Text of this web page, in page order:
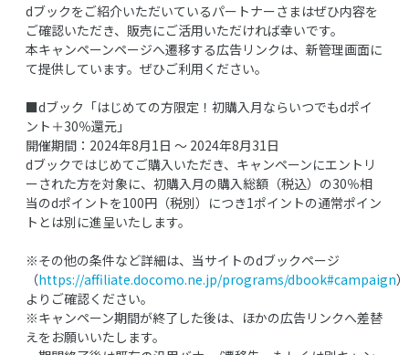
dブックをご紹介いただいているパートナーさまはぜひ内容を
ご確認いただき、販売にご活用いただければ幸いです。
本キャンペーンページへ遷移する広告リンクは、新管理画面に
て提供しています。ぜひご利用ください。
■dブック「はじめての方限定！初購入月ならいつでもdポイ
ント＋30％還元」
開催期間：2024年8月1日 ～ 2024年8月31日
dブックではじめてご購入いただき、キャンペーンにエントリ
ーされた方を対象に、初購入月の購入総額（税込）の30％相
当のdポイントを100円（税別）につき1ポイントの通常ポイン
トとは別に進呈いたします。
※その他の条件など詳細は、当サイトのdブックページ
（https://affiliate.docomo.ne.jp/programs/dbook#campaign）
よりご確認ください。
※キャンペーン期間が終了した後は、ほかの広告リンクへ差替
えをお願いいたします。